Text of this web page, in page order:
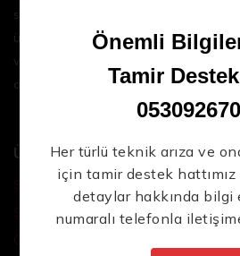
sektördeki en son teknolojileri ve
ürünleri bir araya getirerek iş
verimli ve sorunsuz hale getirmenize
oluyoruz.
Ürünler
Şarjlı El Aletleri
Şarjlı Led Lambalar
Özel Tasarım El Aletleri
Önemli
Tamir Destek
Her türlü teknik arıza ve
için tamir destek
detaylar hakkında bilgi
numaralı telefonla